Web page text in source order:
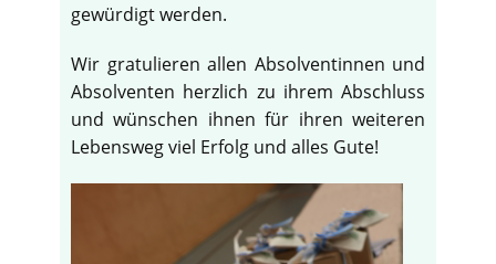
gewürdigt werden.
Wir gratulieren allen Absolventinnen und
Absolventen herzlich zu ihrem Abschluss
und wünschen ihnen für ihren weiteren
Lebensweg viel Erfolg und alles Gute!